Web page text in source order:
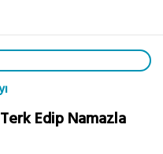
Edip Namazla